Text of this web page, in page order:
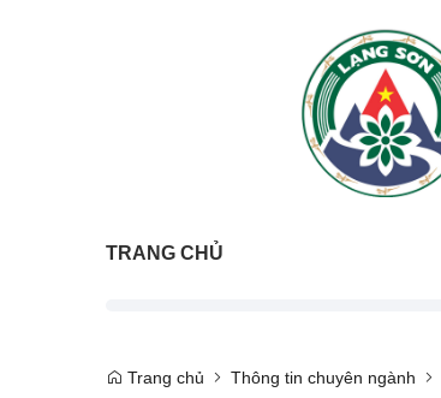
TRANG CHỦ
Trang chủ Thông tin chuyên ngành